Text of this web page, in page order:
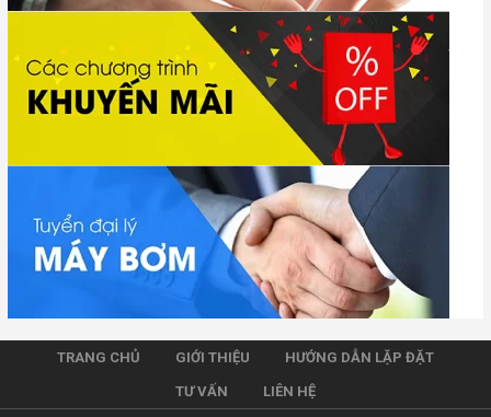
TRANG CHỦ GIỚI THIỆU HƯỚNG DẪN LẶP ĐẶT
TƯ VẤN LIÊN HỆ